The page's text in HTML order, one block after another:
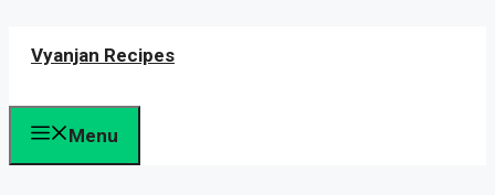
Vyanjan Recipes
Menu